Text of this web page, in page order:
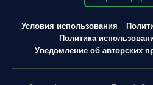
Условия использования
Политика
Уведомление об авторских